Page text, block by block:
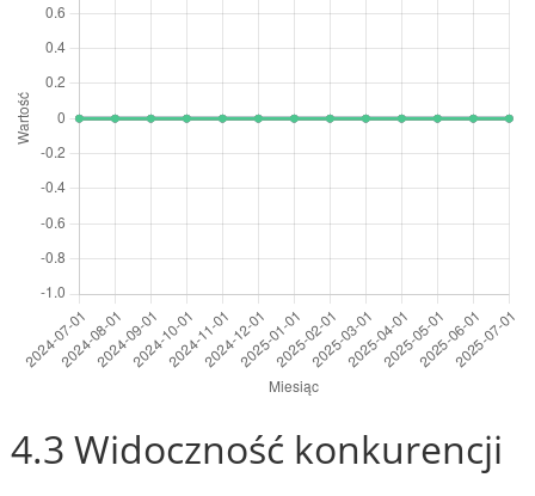
4.3 Widoczność konkurencji